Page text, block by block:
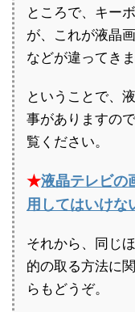
ところで、キー
が、これが液晶
などが違ってきま
ということで、
事がありますの
覧ください。
★液晶テレビの
用してはいけな
それから、同じ
的の取る方法に
らもどうぞ。